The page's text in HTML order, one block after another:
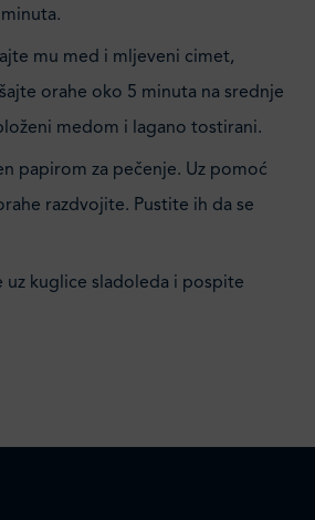
mu med i mljeveni cimet,
orahe oko 5 minuta na srednje
medom i lagano tostirani.
papirom za pečenje. Uz pomoć
razdvojite. Pustite ih da se
uz kuglice sladoleda i pospite